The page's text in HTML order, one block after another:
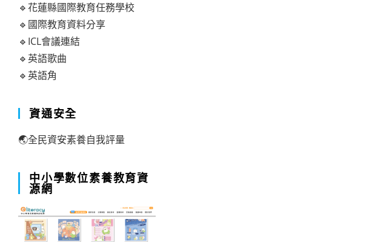
🔹花蓮縣國際教育任務學校
🔹國際教育資料分享
🔹ICL會議連結
🔹英語歌曲
🔹英語角
資通安全
🌏全民資安素養自我評量
中小學數位素養教育資
源網